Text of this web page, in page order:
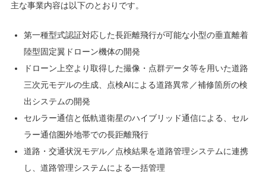
主な事業内容は以下のとおりです。
第一種型式認証対応した長距離飛行が可能な小型の垂直離着
陸型固定翼ドローン機体の開発
ドローン上空より取得した撮像・点群データ等を用いた道路
三次元モデルの生成、点検AIによる道路異常／補修箇所の検
出システムの開発
セルラー通信と低軌道衛星のハイブリッド通信による、セル
ラー通信圏外地帯での長距離飛行
道路・交通状況モデル／点検結果を道路管理システムに連携
し、道路管理システムによる一括管理